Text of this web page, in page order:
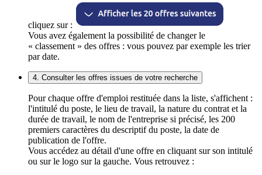
cliquez sur :
Vous avez également la possibilité de changer le
« classement » des offres : vous pouvez par exemple les trier
par date.
4. Consulter les offres issues de votre recherche
Pour chaque offre d'emploi restituée dans la liste, s'affichent :
l'intitulé du poste, le lieu de travail, la nature du contrat et la
durée de travail, le nom de l'entreprise si précisé, les 200
premiers caractères du descriptif du poste, la date de
publication de l'offre.
Vous accédez au détail d'une offre en cliquant sur son intitulé
ou sur le logo sur la gauche. Vous retrouvez :